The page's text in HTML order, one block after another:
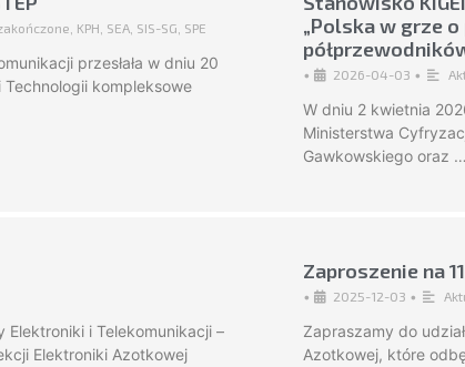
KPH SEA SIS-SG SPE
przesłała w dniu 20
kompleksowe
„Polska w grze
• 2026-04-03 •
W dniu 2 kwietnia
Ministerstwa
Gawkowskiego oraz …
Elektroniki i Telekomunikacji –
Elektroniki Azotkowej
Zaproszenie na
• 2025-12-03 •
Zapraszamy do
Azotkowej, które